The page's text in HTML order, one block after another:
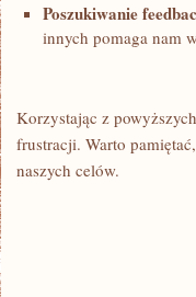
Poszukiwanie
innych pomaga nam
Korzystając z
frustracji. ‌Warto
naszych celów.